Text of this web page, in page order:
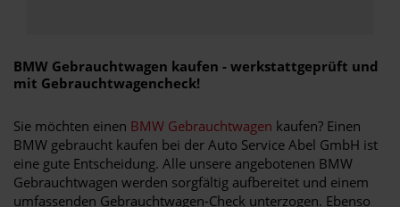
BMW Gebrauchtwagen kaufen - werkstattgeprüft und
mit Gebrauchtwagencheck!
Sie möchten einen BMW Gebrauchtwagen kaufen? Einen
BMW gebraucht kaufen bei der Auto Service Abel GmbH ist
eine gute Entscheidung. Alle unsere angebotenen BMW
Gebrauchtwagen werden sorgfältig aufbereitet und einem
umfassenden Gebrauchtwagen-Check unterzogen. Ebenso